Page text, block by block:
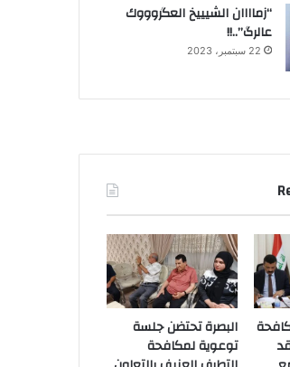
“زماااان الشيييخ العگروووك
عالرگ”..!!
22 سبتمبر، 2023
البصرة تحتضن جلسة
توعوية لمكافحة